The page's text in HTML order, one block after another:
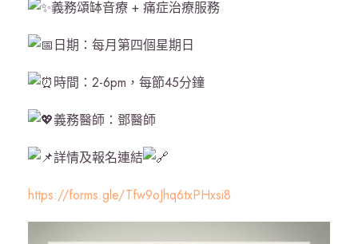
義務頌缽音療 + 痛症治療服務
日期：每月第四個星期日
時間：2-6pm，每節45分鐘
義務醫師：鄧醫師
詳情及報名連結
https://forms.gle/Tfw9oJhq6txPHxsi8